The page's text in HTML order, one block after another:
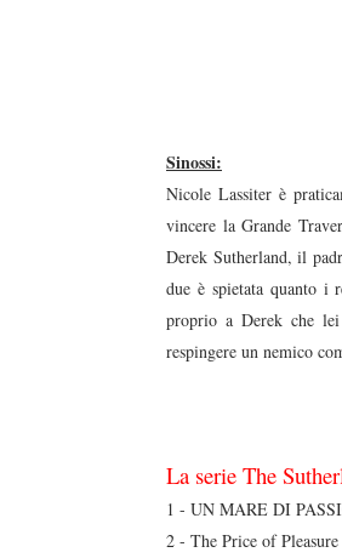
Sinossi:
Nicole Lassiter è
vincere la Grande
Derek Sutherland, il
due è spietata quanto i
proprio a Derek che
respingere un nemico
La serie The
1 - UN MARE DI
2 - The Price of